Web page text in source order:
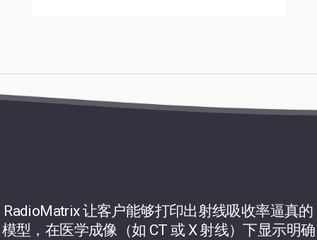
RadioMatrix 让客户能够打印出射线吸收率逼真的
模型，在医学成像（如 CT 或 X 射线）下显示明确